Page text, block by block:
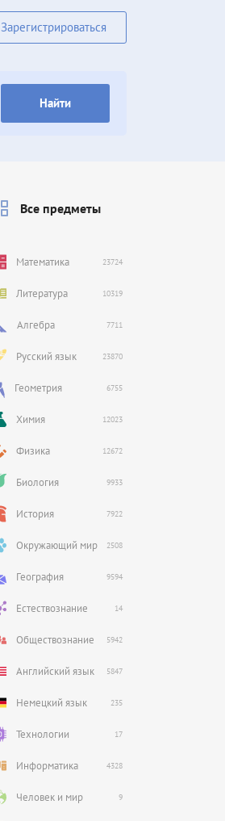
Зарегистрироваться
Найти
Все предметы
Математика 23724
Литература 10319
Алгебра 7711
Русский язык 23870
Геометрия 6755
Химия 12023
Физика 12672
Биология 9933
История 7922
Окружающий мир 2508
География 9594
Естествознание 14
Обществознание 5942
Английский язык 5847
Немецкий язык 235
Технологии 17
Информатика 4328
Человек и мир 9